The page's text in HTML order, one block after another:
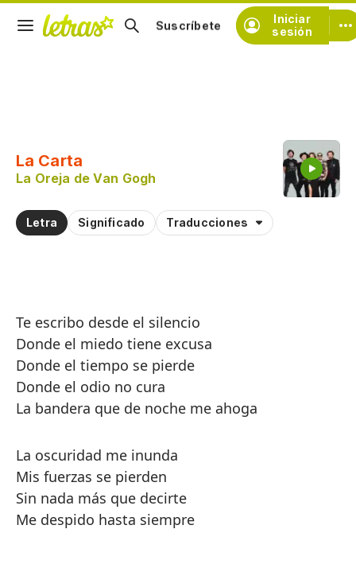
Iniciar
sesión
Suscríbete
La Carta
La Oreja de Van Gogh
Letra Significado Traducciones
Te escribo desde el silencio
Donde el miedo tiene excusa
Donde el tiempo se pierde
Donde el odio no cura
La bandera que de noche me ahoga
La oscuridad me inunda
Mis fuerzas se pierden
Sin nada más que decirte
Me despido hasta siempre
Practicar la pronunciación de